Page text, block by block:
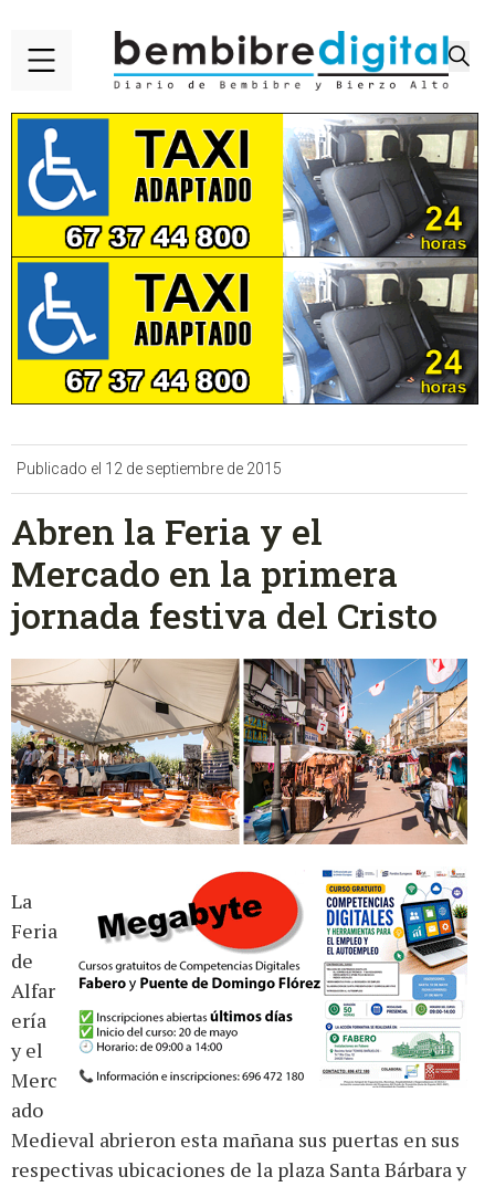
Publicado el 12 de septiembre de 2015
Abren la Feria y el
Mercado en la primera
jornada festiva del Cristo
La
Feria
de
Alfar
ería
y el
Merc
ado
Medieval abrieron esta mañana sus puertas en sus
respectivas ubicaciones de la plaza Santa Bárbara y